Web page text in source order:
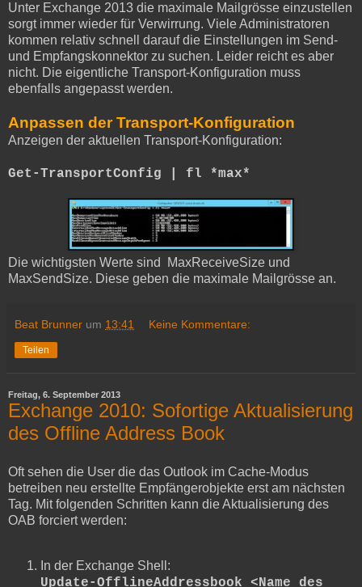
Unter Exchange 2013 die maximale Mailgrösse einzustellen
sorgt immer wieder für Verwirrung. Viele Administratoren
kommen relativ schnell darauf die Einstellungen im Send-
und Empfangskonnektor zu suchen. Leider reicht es aber
nicht. Die eigentliche Transport-Konfiguration muss
ebenfalls angepasst werden.
Anpassen der Transport-Konfiguration
Anzeigen der aktuellen Transport-Konfiguration:
Get-TransportConfig | fl *max*
Die wichtigsten Werte sind MaxReceiveSize und
MaxSendSize. Diese geben die maximale Mailgrösse an.
Beat Brunner um 13:41 Keine Kommentare:
Teilen
Freitag, 6. September 2013
Exchange 2010: Sofortige Aktualisierung
des Offline Address Book
Oft sehen die User die das Outlook im Cache-Modus
betreiben neu erstellte Empfängerobjekte erst am nächsten
Tag. Mit folgenden Schritten kann die Aktualisierung des
OAB forciert werden:
In der Exchange Shell:
Update-OfflineAddressbook <Name des